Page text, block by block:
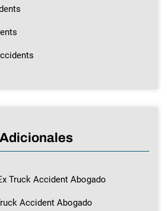
Truck Accident Abogado
Accident Abogado